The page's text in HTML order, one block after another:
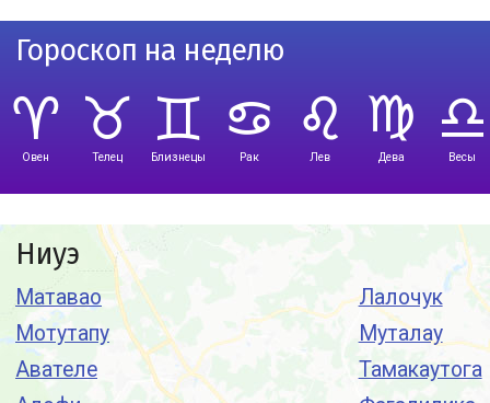
Гороскоп на неделю
Овен Телец Близнецы Рак Лев Дева Весы
Ниуэ
Матавао
Мотутапу
Авателе
Лалочук
Муталау
Тамакаутога